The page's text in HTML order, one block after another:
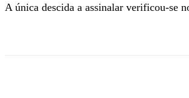
A única descida a assinalar verificou-se